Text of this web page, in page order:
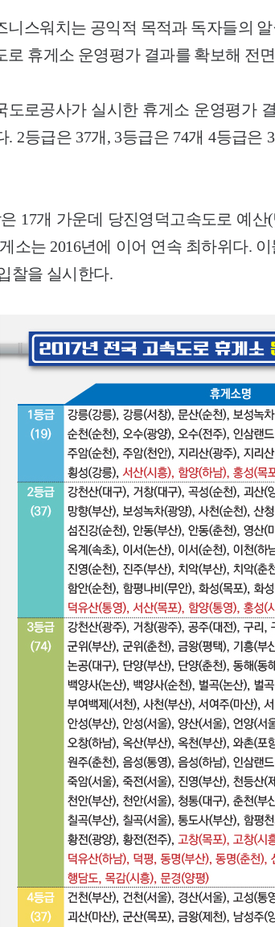
니스워치는 공익적 목적과 독자들의
로 휴게소 운영평가 결과를 확보해 전
도로공사가 실시한 휴게소 운영평가
. 2등급은 37개, 3등급은 74개 4등급은
17개 가운데 당진영덕고속도로 예
소는 2016년에 이어 연속 최하위다.
찰을 실시한다.